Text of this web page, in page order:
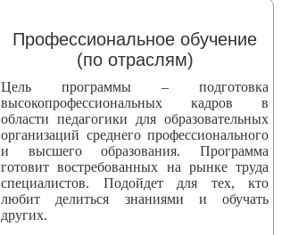
Профессиональное обучение
(по отраслям)
Цель программы – подготовка
высокопрофессиональных кадров в
области педагогики для образовательных
организаций среднего профессионального
и высшего образования. Программа
готовит востребованных на рынке труда
специалистов. Подойдет для тех, кто
любит делиться знаниями и обучать
других.